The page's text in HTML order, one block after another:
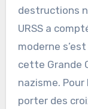
destructions
URSS a
moderne
cette Grande
nazisme.
porter des